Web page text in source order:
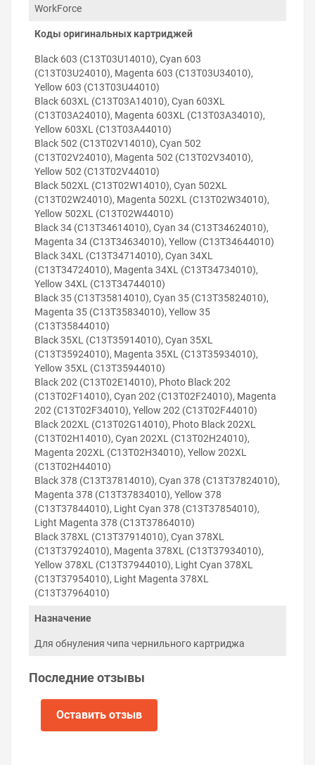
оригинальных картриджей. Обнуление чипа
уровень чернил не ниже 15 %. Иногда может не
изменяться индикация диода с красного на зелёный
цвет. В этом случае проверьте точность попадания
контактов программатора и чистоту контактных
элементов чипа картриджа.
Внимание! Для питания программатора
используют USB-шнур, которым принтер
соединяется с компьютером. Шнур питания не
входит в комплектацию программатора.
Решили купить программатор чипов картриджей для
Epson WorkForce WF-2810DWF — оформите заказ или
напишите онлайн-консультанту. Мы ответим на
вопросы и поможем сделать печать на принтере
экономичной.
WorkForce
Коды оригинальных картриджей
Black 603 (C13T03U14010), Cyan 603
(C13T03U24010), Magenta 603 (C13T03U34010),
Yellow 603 (C13T03U44010)
Black 603XL (C13T03A14010), Cyan 603XL
(C13T03A24010), Magenta 603XL (C13T03A34010),
Yellow 603XL (C13T03A44010)
Black 502 (C13T02V14010), Cyan 502
(C13T02V24010), Magenta 502 (C13T02V34010),
Yellow 502 (C13T02V44010)
Black 502XL (C13T02W14010), Cyan 502XL
(C13T02W24010), Magenta 502XL (C13T02W34010),
Yellow 502XL (C13T02W44010)
Black 34 (C13T34614010), Cyan 34 (C13T34624010),
Magenta 34 (C13T34634010), Yellow (C13T34644010)
Black 34XL (C13T34714010), Cyan 34XL
(C13T34724010), Magenta 34XL (C13T34734010),
Yellow 34XL (C13T34744010)
Black 35 (C13T35814010), Cyan 35 (C13T35824010),
Magenta 35 (C13T35834010), Yellow 35
(C13T35844010)
Black 35XL (C13T35914010), Cyan 35XL
(C13T35924010), Magenta 35XL (C13T35934010),
Yellow 35XL (C13T35944010)
Black 202 (C13T02E14010), Photo Black 202
(C13T02F14010), Cyan 202 (C13T02F24010), Magenta
202 (C13T02F34010), Yellow 202 (C13T02F44010)
Black 202XL (C13T02G14010), Photo Black 202XL
(C13T02H14010), Cyan 202XL (C13T02H24010),
Magenta 202XL (C13T02H34010), Yellow 202XL
(C13T02H44010)
Black 378 (C13T37814010), Cyan 378 (C13T37824010),
Magenta 378 (C13T37834010), Yellow 378
(C13T37844010), Light Cyan 378 (C13T37854010),
Light Magenta 378 (C13T37864010)
Black 378XL (C13T37914010), Cyan 378XL
(C13T37924010), Magenta 378XL (C13T37934010),
Yellow 378XL (C13T37944010), Light Cyan 378XL
(C13T37954010), Light Magenta 378XL
(C13T37964010)
Назначение
Для обнуления чипа чернильного картриджа
Последние отзывы
Оставить отзыв